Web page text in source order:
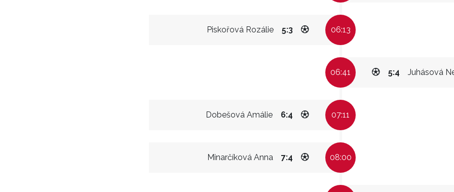
Piskořová Rozálie 5:3 06:13
06:41 Juhásová
5:4
Dobešová Amálie 6:4 07:11
Minarčíková Anna 7:4 08:00